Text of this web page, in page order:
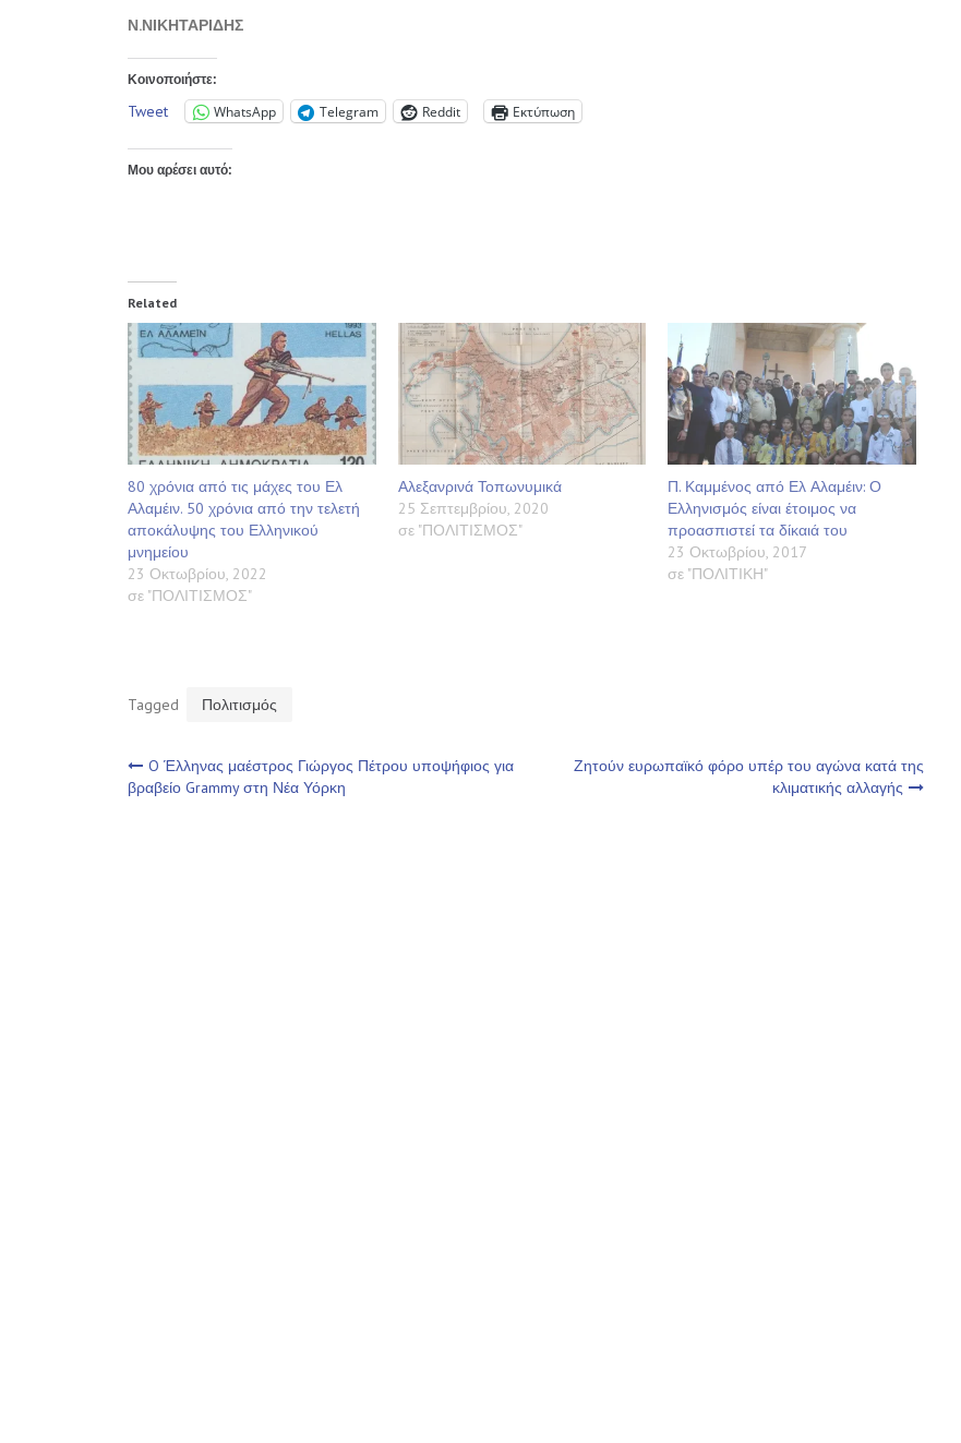
Ν.ΝΙΚΗΤΑΡΙΔΗΣ
Κοινοποιήστε:
Tweet WhatsApp Telegram Reddit Εκτύπωση
Μου αρέσει αυτό:
Related
80 χρόνια από τις μάχες του Ελ
Αλαμέιν. 50 χρόνια από την τελετή
αποκάλυψης του Ελληνικού
μνημείου
23 Οκτωβρίου, 2022
σε "ΠΟΛΙΤΙΣΜΟΣ"
Αλεξανρινά Τοπωνυμικά
25 Σεπτεμβρίου, 2020
σε "ΠΟΛΙΤΙΣΜΟΣ"
Π. Καμμένος από Ελ Αλαμέιν: Ο
Ελληνισμός είναι έτοιμος να
προασπιστεί τα δίκαιά του
23 Οκτωβρίου, 2017
σε "ΠΟΛΙΤΙΚΗ"
Tagged Πολιτισμός
Πλοήγηση
O Έλληνας μαέστρος Γιώργος Πέτρου υποψήφιος για
βραβείο Grammy στη Νέα Υόρκη
Ζητούν ευρωπαϊκό φόρο υπέρ του αγώνα κατά της
κλιματικής αλλαγής